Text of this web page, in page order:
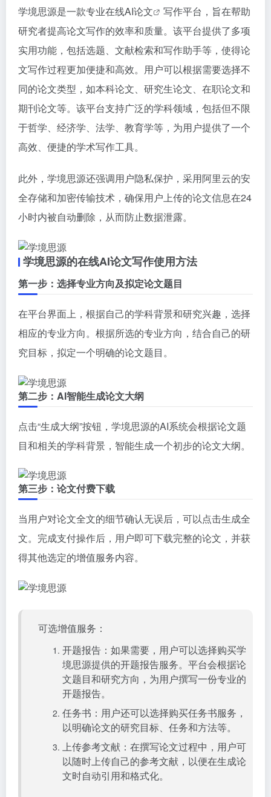
学境思源是一款专业在线AI论文
写作平台，旨在帮助
研究者提高论文写作的效率和质量。该平台提供了多项
实用功能，包括选题、文献检索和写作助手等，使得论
文写作过程更加便捷和高效。用户可以根据需要选择不
同的论文类型，如本科论文、研究生论文、在职论文和
期刊论文等。该平台支持广泛的学科领域，包括但不限
于哲学、经济学、法学、教育学等，为用户提供了一个
高效、便捷的学术写作工具。
此外，学境思源还强调用户隐私保护，采用阿里云的安
全存储和加密传输技术，确保用户上传的论文信息在24
小时内被自动删除，从而防止数据泄露。
学境思源的在线AI论文写作使用方法
第一步：选择专业方向及拟定论文题目
在平台界面上，根据自己的学科背景和研究兴趣，选择
相应的专业方向。根据所选的专业方向，结合自己的研
究目标，拟定一个明确的论文题目。
第二步：AI智能生成论文大纲
点击“生成大纲”按钮，学境思源的AI系统会根据论文题
目和相关的学科背景，智能生成一个初步的论文大纲。
第三步：论文付费下载
当用户对论文全文的细节确认无误后，可以点击生成全
文。完成支付操作后，用户即可下载完整的论文，并获
得其他选定的增值服务内容。
可选增值服务：
开题报告：如果需要，用户可以选择购买学
境思源提供的开题报告服务。平台会根据论
文题目和研究方向，为用户撰写一份专业的
开题报告。
任务书：用户还可以选择购买任务书服务，
以明确论文的研究目标、任务和方法等。
上传参考文献：在撰写论文过程中，用户可
以随时上传自己的参考文献，以便在生成论
文时自动引用和格式化。